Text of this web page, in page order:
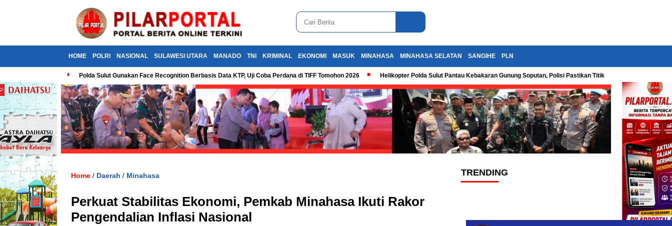
HOME POLRI NASIONAL SULAWESI UTARA MANADO TNI KRIMINAL EKONOMI MASUK MINAHASA MINAHASA SELATAN SANGIHE PLN
Polda Sulut Gunakan Face Recognition Berbasis Data KTP, Uji Coba Perdana di TIFF Tomohon 2026 Helikopter Polda Sulut Pantau Kebakaran Gunung Soputan, Polisi Pastikan Titik Api Terus Diawasi
Home / Daerah / Minahasa
Perkuat Stabilitas Ekonomi, Pemkab Minahasa Ikuti Rakor
Pengendalian Inflasi Nasional
TRENDING